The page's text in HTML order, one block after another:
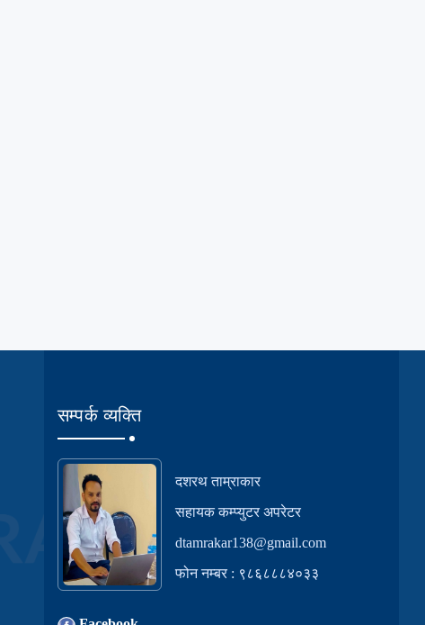
सम्पर्क व्यक्ति
दशरथ ताम्राकार
सहायक कम्प्युटर अपरेटर
dtamrakar138@gmail.com
फोन नम्बर : ९८६८८८४०३३